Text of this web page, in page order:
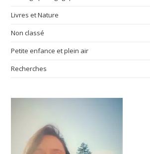
Livres et Nature
Non classé
Petite enfance et plein air
Recherches